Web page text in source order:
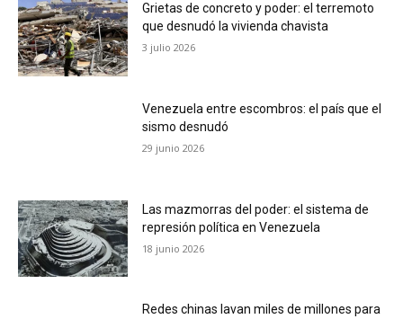
Grietas de concreto y poder: el terremoto
que desnudó la vivienda chavista
3 julio 2026
Venezuela entre escombros: el país que el
sismo desnudó
29 junio 2026
Las mazmorras del poder: el sistema de
represión política en Venezuela
18 junio 2026
Redes chinas lavan miles de millones para